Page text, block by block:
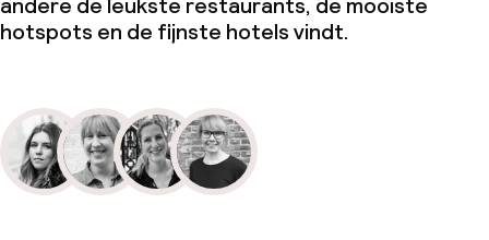
hotspots en de fijnste hotels vindt.